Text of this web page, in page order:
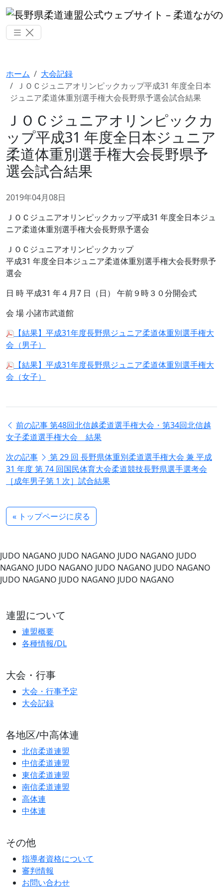
ホーム
大会記録
ＪＯＣジュニアオリンピックカップ平成31 年度全日本
ジュニア柔道体重別選手権大会長野県予選会試合結果
ＪＯＣジュニアオリンピックカ
ップ平成31 年度全日本ジュニア
柔道体重別選手権大会長野県予
選会試合結果
2019年04月08日
ＪＯＣジュニアオリンピックカップ平成31 年度全日本ジュ
ニア柔道体重別選手権大会長野県予選会
ＪＯＣジュニアオリンピックカップ
平成31 年度全日本ジュニア柔道体重別選手権大会長野県予
選会
日 時 平成31 年４月7 日（日） 午前９時３０分開会式
会 場 小諸市武道館
【結果】平成31年度長野県ジュニア柔道体重別選手権大
会（男子）
【結果】平成31年度長野県ジュニア柔道体重別選手権大
会（女子）
前の記事第48回北信越柔道選手権大会・第34回北信越
女子柔道選手権大会 結果
次の記事
第 29 回 長野県体重別柔道選手権大会 兼 平成
31 年度 第 74 回国民体育大会柔道競技長野県選手選考会
［成年男子第 1 次］試合結果
« トップページに戻る
JUDO NAGANO JUDO NAGANO JUDO NAGANO JUDO
NAGANO JUDO NAGANO JUDO NAGANO JUDO NAGANO
JUDO NAGANO JUDO NAGANO JUDO NAGANO
連盟について
連盟概要
各種情報/DL
大会・行事
大会・行事予定
大会記録
各地区/中高体連
北信柔道連盟
中信柔道連盟
東信柔道連盟
南信柔道連盟
高体連
中体連
その他
指導者資格について
審判情報
お問い合わせ